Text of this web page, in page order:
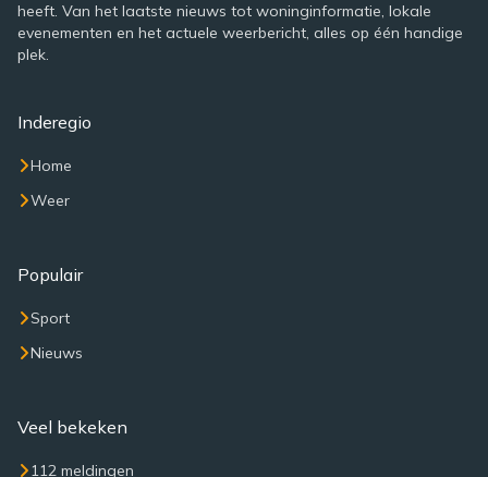
heeft. Van het laatste nieuws tot woninginformatie, lokale
evenementen en het actuele weerbericht, alles op één handige
plek.
Inderegio
Home
Weer
Populair
Sport
Nieuws
Veel bekeken
112 meldingen